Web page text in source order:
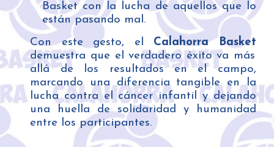
Basket con la lucha de aquellos que lo
están pasando mal.
Con este gesto, el Calahorra Basket
demuestra que el verdadero éxito va más
allá de los resultados en el campo,
marcando una diferencia tangible en la
lucha contra el cáncer infantil y dejando
una huella de solidaridad y humanidad
entre los participantes.